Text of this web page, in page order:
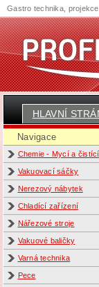
HLAVNÍ
Navigace
Chemie - Mycí a
Vakuovací sáčky
Nerezový nábytek
Chladící zařízení
Nářezové stroje
Vakuové baličky
Varná technika
Pece
Gastro technika,